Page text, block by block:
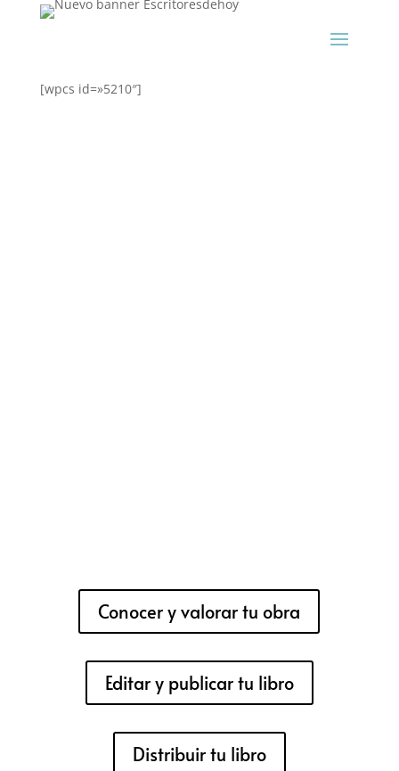
[wpcs id=»5210″]
Conocer y valorar tu obra
Editar y publicar tu libro
Distribuir tu libro